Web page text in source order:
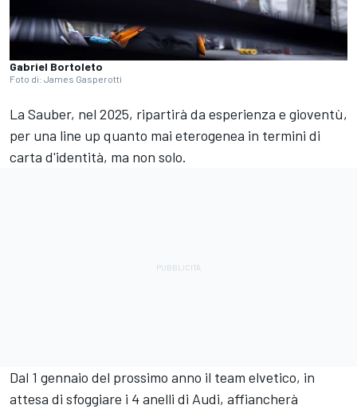
Gabriel Bortoleto
Foto di: James Gasperotti
La Sauber, nel 2025, ripartirà da esperienza e gioventù,
per una line up quanto mai eterogenea in termini di
carta d'identità, ma non solo.
Dal 1 gennaio del prossimo anno il team elvetico, in
attesa di sfoggiare i 4 anelli di Audi, affiancherà